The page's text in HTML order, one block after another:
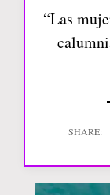
“Las